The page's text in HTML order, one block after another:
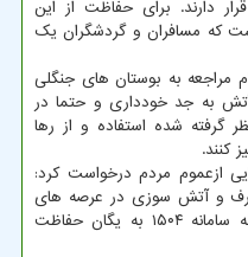
دارند. برای حفاظت از این
که مسافران و گردشگران یک
مراجعه به بوستان های جنگلی
به جد خودداری و حتما در
گرفته شده استفاده و از رها
کنند.
ازعموم مردم درخواست کرد:
و آتش سوزی در عرصه های
جنگلی و مرتعی مراتب را فورا بوسیله سامانه ۱۵۰۴ به یگان حفاظت